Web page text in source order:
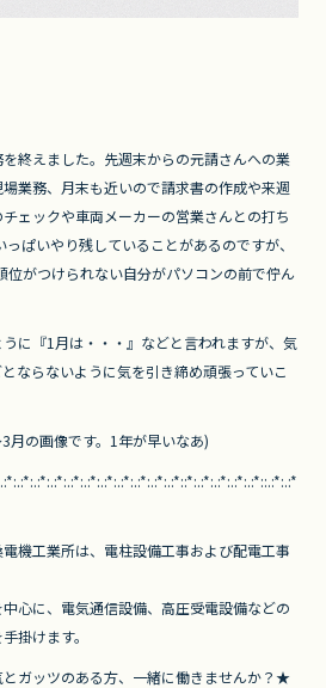
終えました。先週末からの元請さんへの業
業務、月末も近いので請求書の作成や来週
ェックや車両メーカーの営業さんとの打ち
ぱいやり残していることがあるのですが、
位がつけられない自分がパソコンの前で佇ん
に『1月は・・・』などと言われますが、気
ならないように気を引き締め頑張っていこ
月の画像です。1年が早いなあ)
機工業所は、 電柱設備工事および配電工事
心に、電気通信設備、高圧受電設備などの
掛けます。
ガッツのある方、 一緒に働きませんか？★